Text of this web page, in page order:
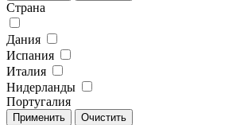
Страна
Дания
Испания
Италия
Нидерланды
Португалия